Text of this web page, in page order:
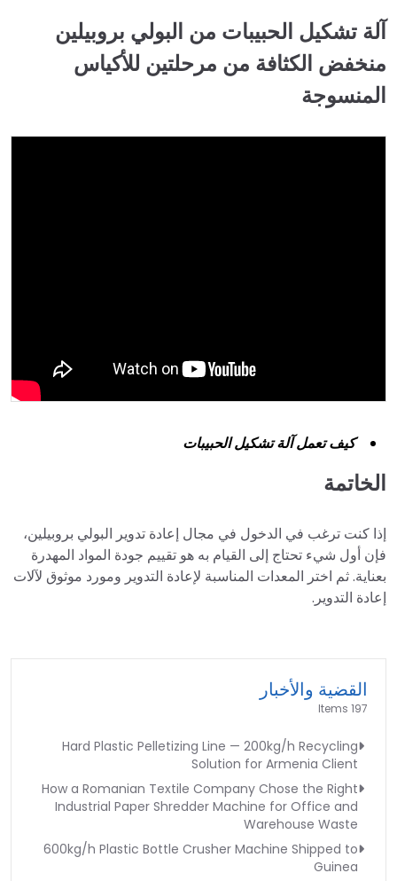
آلة تشكيل الحبيبات من البولي بروبيلين
منخفض الكثافة من مرحلتين للأكياس
المنسوجة
كيف تعمل آلة تشكيل الحبيبات
الخاتمة
إذا كنت ترغب في الدخول في مجال إعادة تدوير البولي بروبيلين،
فإن أول شيء تحتاج إلى القيام به هو تقييم جودة المواد المهدرة
بعناية. ثم اختر المعدات المناسبة لإعادة التدوير ومورد موثوق لآلات
إعادة التدوير.
القضية والأخبار
197 Items
Hard Plastic Pelletizing Line — 200kg/h Recycling
Solution for Armenia Client
How a Romanian Textile Company Chose the Right
Industrial Paper Shredder Machine for Office and
Warehouse Waste
600kg/h Plastic Bottle Crusher Machine Shipped to
Guinea